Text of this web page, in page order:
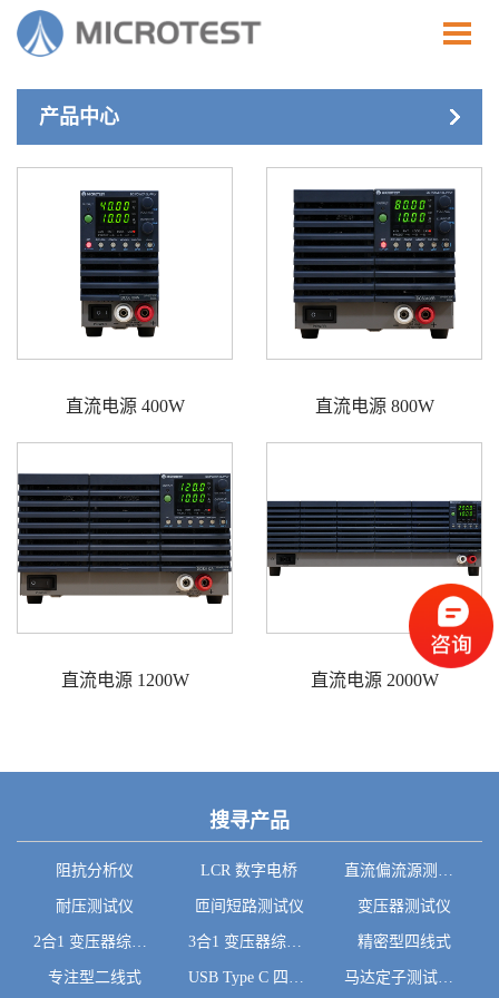
产品中心
直流电源 400W 直流电源 800W
直流电源 1200W 直流电源 2000W
搜寻产品
阻抗分析仪 LCR 数字电桥 直流偏流源测试系统
耐压测试仪 匝间短路测试仪 变压器测试仪
2合1 变压器综合系统 3合1 变压器综合系统 精密型四线式
专注型二线式 USB Type C 四线式 马达定子测试系统